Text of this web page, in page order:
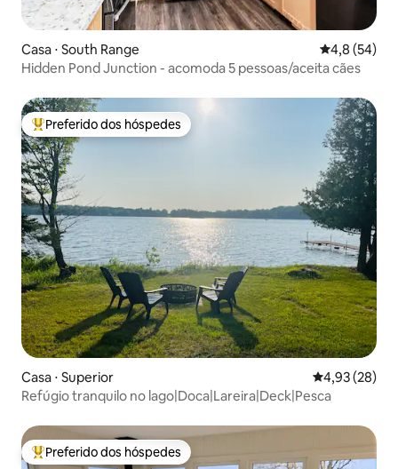
Casa ⋅ South Range 4,8 de uma
4,8 (54)
Hidden Pond Junction - acomoda 5 pessoas/aceita cães
Entre os melhores preferidos dos hóspedes
Preferido dos hóspedes
Casa ⋅ Superior 4,93 de uma
4,93 (28)
Refúgio tranquilo no lago|Doca|Lareira|Deck|Pesca
Entre os melhores preferidos dos hóspedes
Preferido dos hóspedes